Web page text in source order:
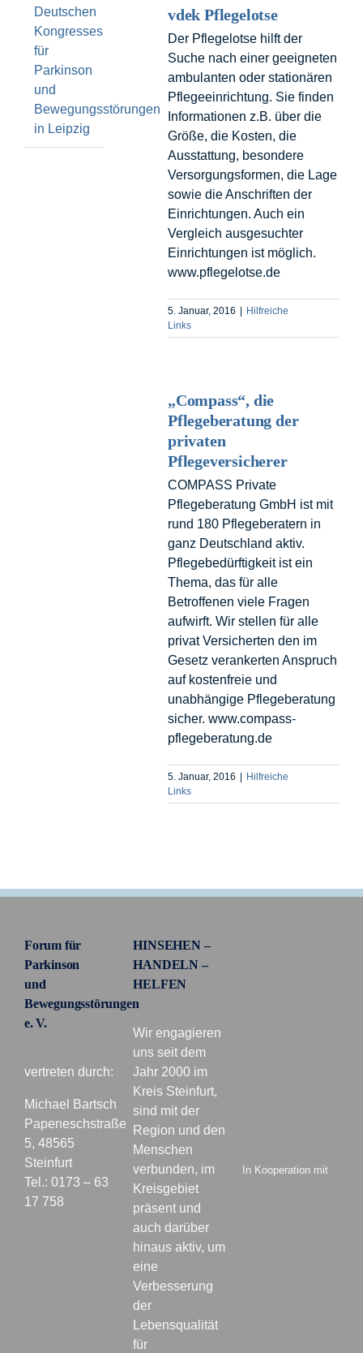
vdek Pflegelotse
Der Pflegelotse hilft der
Suche nach einer geeigneten
ambulanten oder stationären
Pflegeeinrichtung. Sie finden
Informationen z.B. über die
Größe, die Kosten, die
Ausstattung, besondere
Versorgungsformen, die Lage
sowie die Anschriften der
Einrichtungen. Auch ein
Vergleich ausgesuchter
Einrichtungen ist möglich.
www.pflegelotse.de
5. Januar, 2016
Hilfreiche
Links
„Compass“, die
Pflegeberatung der
privaten
Pflegeversicherer
COMPASS Private
Pflegeberatung GmbH ist mit
rund 180 Pflegeberatern in
ganz Deutschland aktiv.
Pflegebedürftigkeit ist ein
Thema, das für alle
Betroffenen viele Fragen
aufwirft. Wir stellen für alle
privat Versicherten den im
Gesetz verankerten Anspruch
auf kostenfreie und
unabhängige Pflegeberatung
sicher. www.compass-
pflegeberatung.de
5. Januar, 2016
Hilfreiche
Links
Deutschen
Kongresses
für
Parkinson
und
Bewegungsstörungen
in Leipzig
Forum für
Parkinson
und
Bewegungsstörungen
e. V.
vertreten durch:
Michael Bartsch
Papeneschstraße
5, 48565
Steinfurt
Tel.: 0173 – 63
17 758
HINSEHEN –
HANDELN –
HELFEN
Wir engagieren
uns seit dem
Jahr 2000 im
Kreis Steinfurt,
sind mit der
Region und den
Menschen
verbunden, im
Kreisgebiet
präsent und
auch darüber
hinaus aktiv, um
eine
Verbesserung
der
Lebensqualität
für
In Kooperation mit